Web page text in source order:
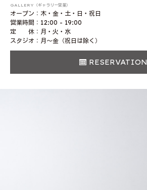
GALLERY（ギャラリー営業）
オープン：木・金・土・日・祝日
営業時間：12:00 - 19:00
定 休：月・火・水
スタジオ：月〜金（祝日は除く）
RESERVATION